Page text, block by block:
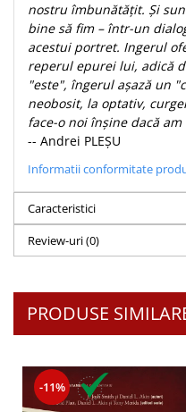
Teologie
A doua venire
Apologetica
Dogmatica
Istoria Bisericii
Misiune
Viata crestina
Contemporaneitate
Devotional
Diverse
Lupta Spirituala
Slujire
Viata de zi cu zi
Despre afaceri
nostru îmbunătăţit. Și
bine să fim – într-un
acestui portret. Ingerul
reperul epurei lui, adică
"este", îngerul aşază un
neobosit, la optativ,
face-o noi înşine dacă
-- Andrei PLEȘU
Informatii conformitate
Caracteristici
Review-uri(0)
PRODUSE
-11%